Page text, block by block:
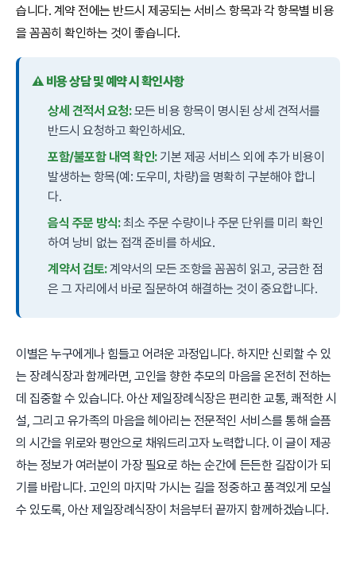
습니다. 계약 전에는 반드시 제공되는 서비스 항목과 각 항목별 비용
을 꼼꼼히 확인하는 것이 좋습니다.
⚠️ 비용 상담 및 예약 시 확인사항
상세 견적서 요청:모든 비용 항목이 명시된 상세 견적서를
반드시 요청하고 확인하세요.
포함/불포함 내역 확인:기본 제공 서비스 외에 추가 비용이
발생하는 항목(예: 도우미, 차량)을 명확히 구분해야 합니
다.
음식 주문 방식:최소 주문 수량이나 주문 단위를 미리 확인
하여 낭비 없는 접객 준비를 하세요.
계약서 검토:계약서의 모든 조항을 꼼꼼히 읽고, 궁금한 점
은 그 자리에서 바로 질문하여 해결하는 것이 중요합니다.
이별은 누구에게나 힘들고 어려운 과정입니다. 하지만 신뢰할 수 있
는 장례식장과 함께라면, 고인을 향한 추모의 마음을 온전히 전하는
데 집중할 수 있습니다. 아산 제일장례식장은 편리한 교통, 쾌적한 시
설, 그리고 유가족의 마음을 헤아리는 전문적인 서비스를 통해 슬픔
의 시간을 위로와 평안으로 채워드리고자 노력합니다. 이 글이 제공
하는 정보가 여러분이 가장 필요로 하는 순간에 든든한 길잡이가 되
기를 바랍니다. 고인의 마지막 가시는 길을 정중하고 품격있게 모실
수 있도록, 아산 제일장례식장이 처음부터 끝까지 함께하겠습니다.